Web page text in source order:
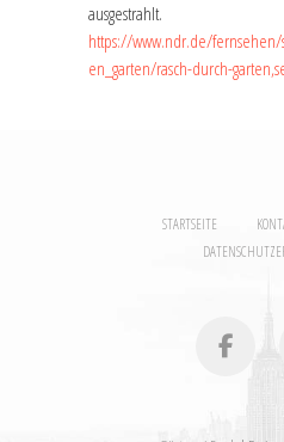
ausgestrahlt.
https://www.ndr.de/
en_garten/rasch-durch-
STARTSEITE